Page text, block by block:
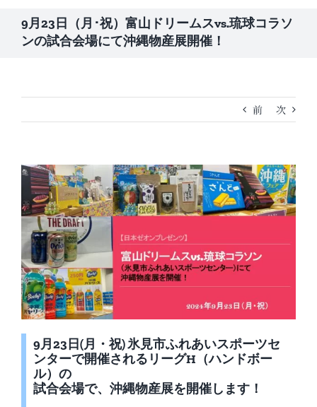
9月23日（月･祝）富山ドリームスvs.琉球コラソ
ンの試合会場にて沖縄物産展開催！
前 次
9月23日(月・祝) 氷見市ふれあいスポーツセ
ンターで開催されるリーグH（ハンドボー
ル）の
試合会場で、沖縄物産展を開催します！